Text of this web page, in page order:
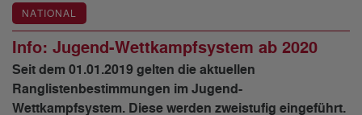
NATIONAL
Info: Jugend-Wettkampfsystem ab 2020
Seit dem 01.01.2019 gelten die aktuellen
Ranglistenbestimmungen im Jugend-
Wettkampfsystem. Diese werden zweistufig eingeführt.